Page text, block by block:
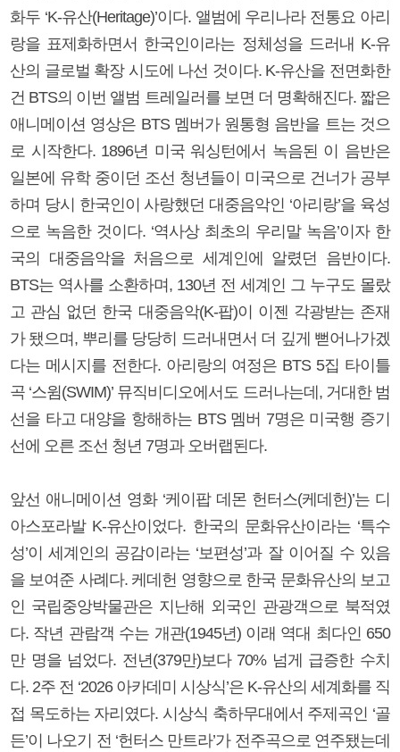
화두 ‘K-유산(Heritage)’이다. 앨범에 우리나라 전통요 아리
랑을 표제화하면서 한국인이라는 정체성을 드러내 K-유
산의 글로벌 확장 시도에 나선 것이다. K-유산을 전면화한
건 BTS의 이번 앨범 트레일러를 보면 더 명확해진다. 짧은
애니메이션 영상은 BTS 멤버가 원통형 음반을 트는 것으
로 시작한다. 1896년 미국 워싱턴에서 녹음된 이 음반은
일본에 유학 중이던 조선 청년들이 미국으로 건너가 공부
하며 당시 한국인이 사랑했던 대중음악인 ‘아리랑’을 육성
으로 녹음한 것이다. ‘역사상 최초의 우리말 녹음’이자 한
국의 대중음악을 처음으로 세계인에 알렸던 음반이다.
BTS는 역사를 소환하며, 130년 전 세계인 그 누구도 몰랐
고 관심 없던 한국 대중음악(K-팝)이 이젠 각광받는 존재
가 됐으며, 뿌리를 당당히 드러내면서 더 깊게 뻗어나가겠
다는 메시지를 전한다. 아리랑의 여정은 BTS 5집 타이틀
곡 ‘스윔(SWIM)’ 뮤직비디오에서도 드러나는데, 거대한 범
선을 타고 대양을 항해하는 BTS 멤버 7명은 미국행 증기
선에 오른 조선 청년 7명과 오버랩된다.
앞선 애니메이션 영화 ‘케이팝 데몬 헌터스(케데헌)’는 디
아스포라발 K-유산이었다. 한국의 문화유산이라는 ‘특수
성’이 세계인의 공감이라는 ‘보편성’과 잘 이어질 수 있음
을 보여준 사례다. 케데헌 영향으로 한국 문화유산의 보고
인 국립중앙박물관은 지난해 외국인 관광객으로 북적였
다. 작년 관람객 수는 개관(1945년) 이래 역대 최다인 650
만 명을 넘었다. 전년(379만)보다 70% 넘게 급증한 수치
다. 2주 전 ‘2026 아카데미 시상식’은 K-유산의 세계화를 직
접 목도하는 자리였다. 시상식 축하무대에서 주제곡인 ‘골
든’이 나오기 전 ‘헌터스 만트라’가 전주곡으로 연주됐는데